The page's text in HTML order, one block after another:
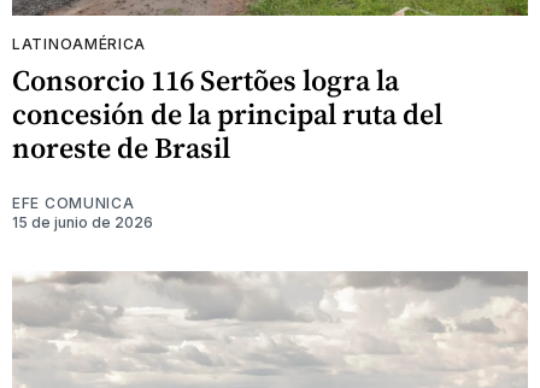
LATINOAMÉRICA
Consorcio 116 Sertões logra la
concesión de la principal ruta del
noreste de Brasil
EFE COMUNICA
15 de junio de 2026